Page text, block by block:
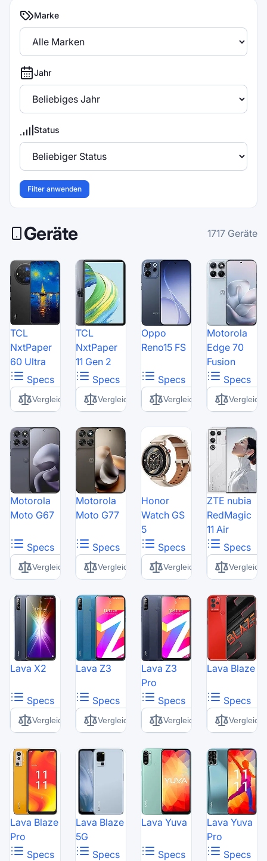
Marke
Jahr
Status
Filter anwenden
Geräte 1717 Geräte
TCL
NxtPaper
60 Ultra
Specs
Vergleich
TCL
NxtPaper
11 Gen 2
Specs
Vergleich
Oppo
Reno15 FS
Specs
Vergleich
Motorola
Edge 70
Fusion
Specs
Vergleich
Motorola
Moto G67
Specs
Vergleich
Motorola
Moto G77
Specs
Vergleich
Honor
Watch GS
5
Specs
Vergleich
ZTE nubia
RedMagic
11 Air
Specs
Vergleich
Lava X2
Specs
Vergleich
Lava Z3
Specs
Vergleich
Lava Z3
Pro
Specs
Vergleich
Lava Blaze
Specs
Vergleich
Lava Blaze
Pro
Specs
Lava Blaze
5G
Specs
Lava Yuva
Specs
Lava Yuva
Pro
Specs